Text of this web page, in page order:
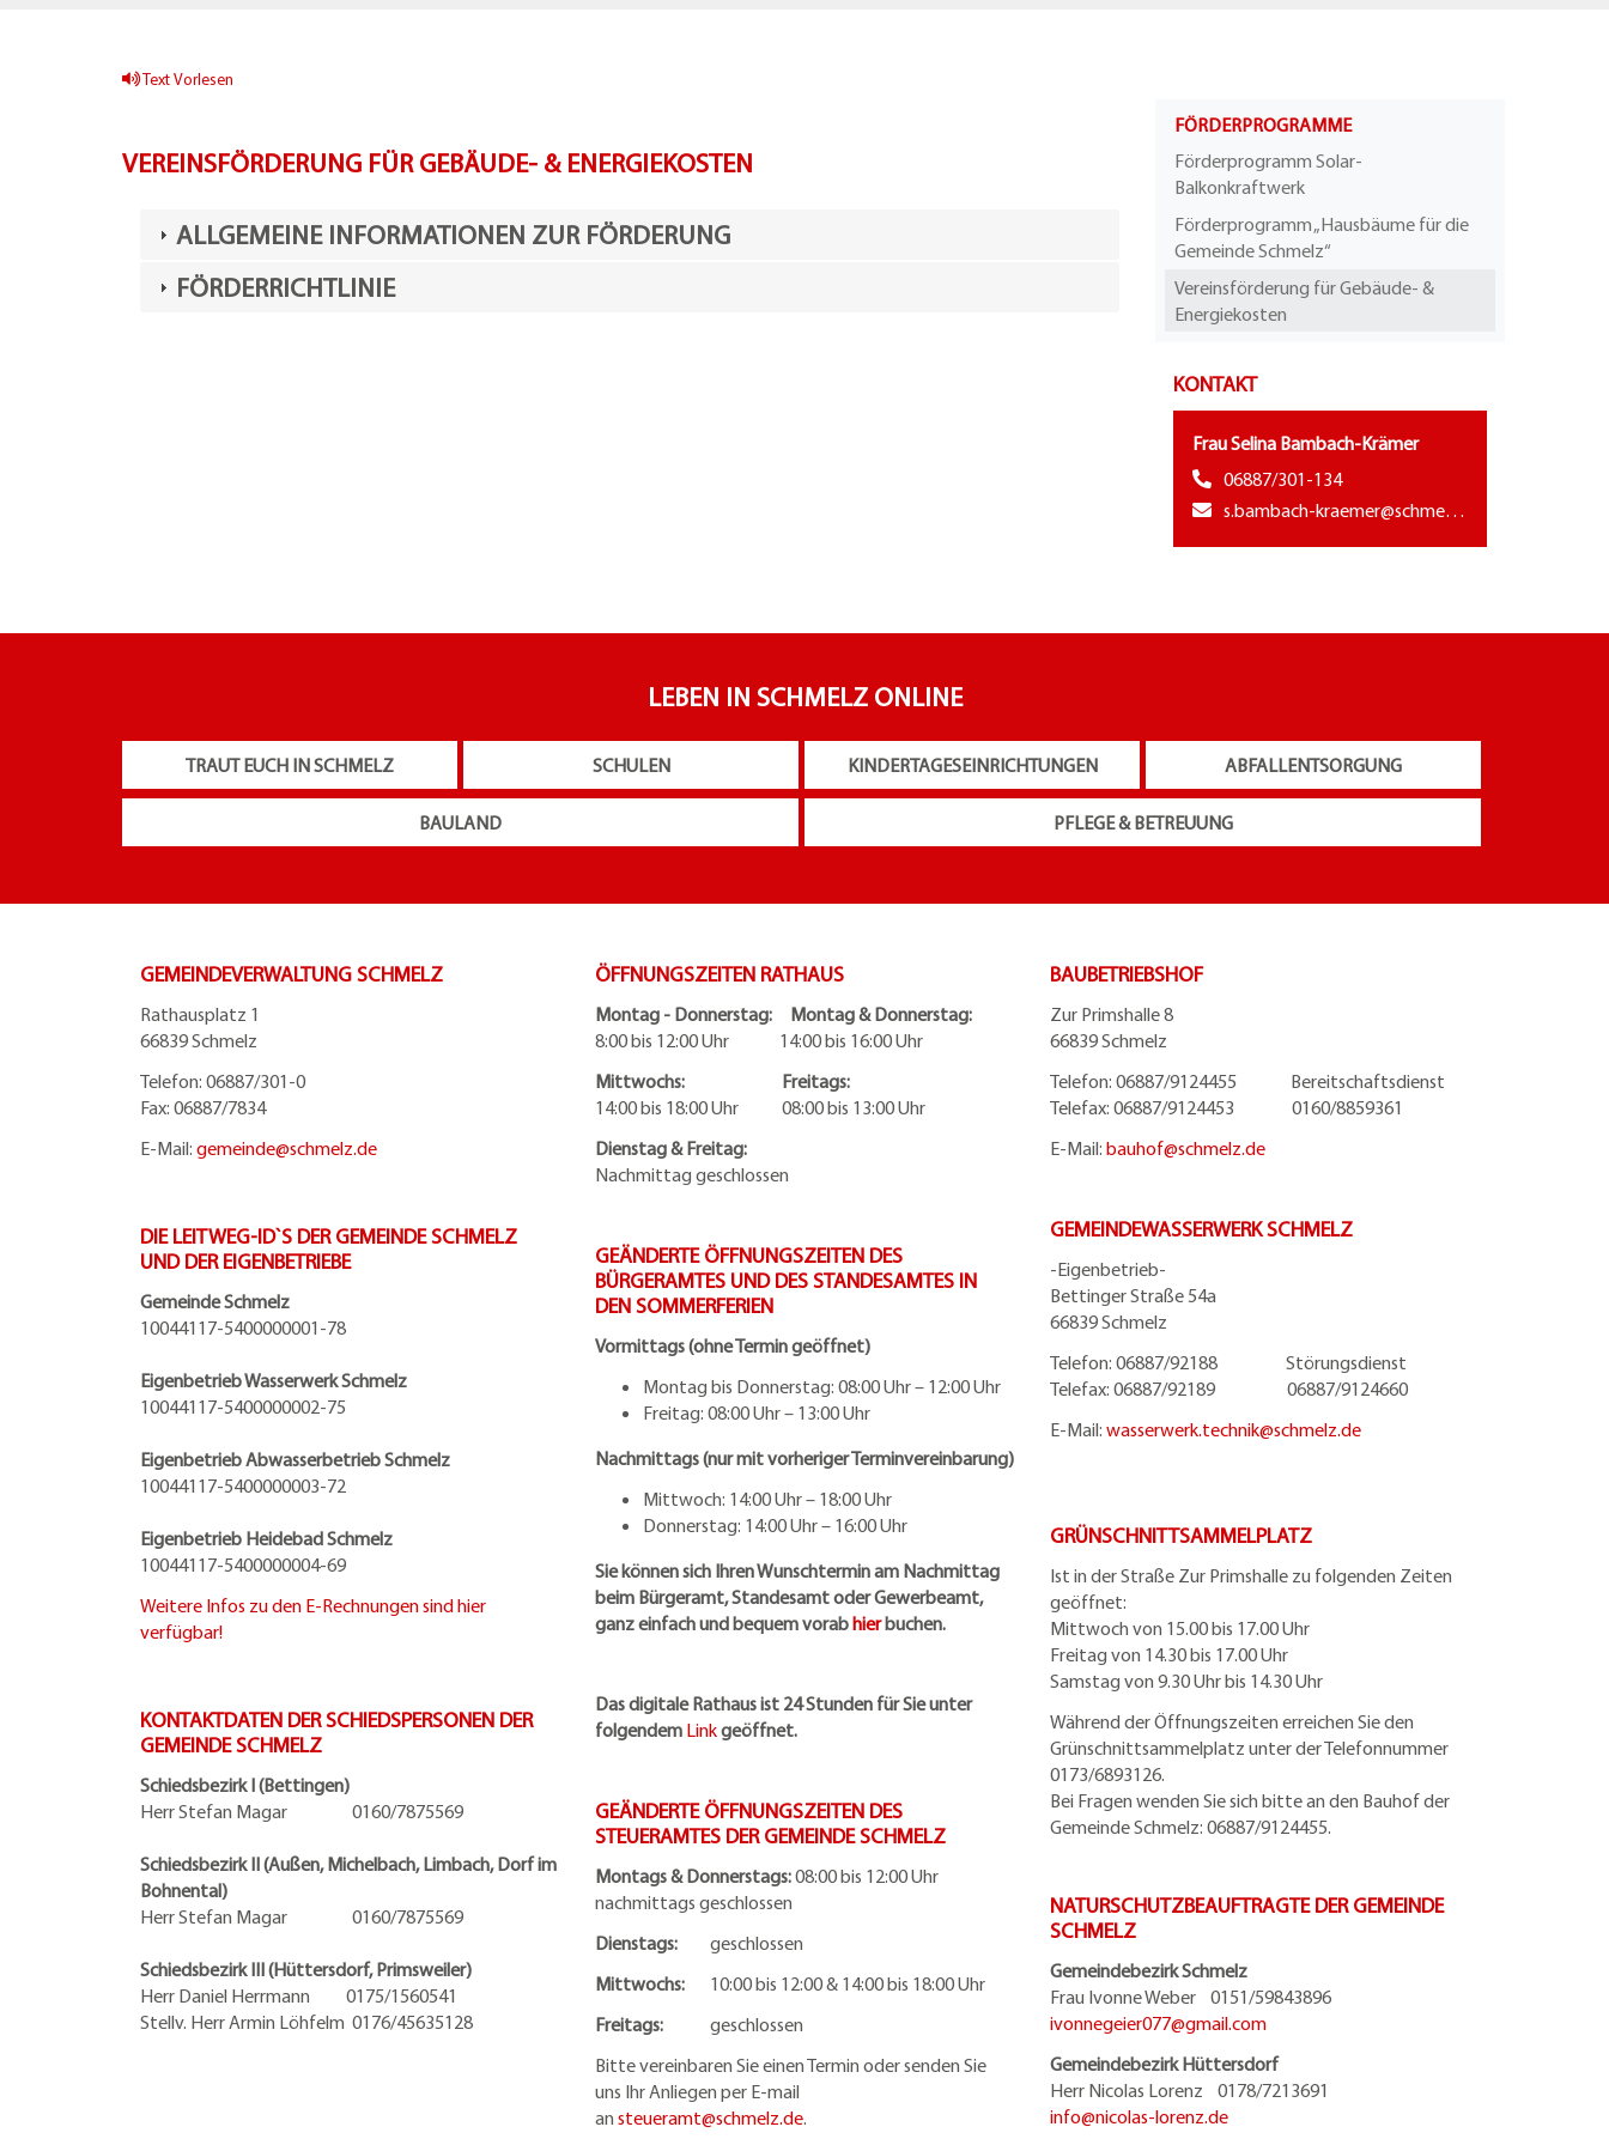
Text Vorlesen
VEREINSFÖRDERUNG FÜR GEBÄUDE- & ENERGIEKOSTEN
ALLGEMEINE INFORMATIONEN ZUR FÖRDERUNG
FÖRDERRICHTLINIE
FÖRDERPROGRAMME
Förderprogramm Solar-
Balkonkraftwerk
Förderprogramm „Hausbäume für die
Gemeinde Schmelz“
Vereinsförderung für Gebäude- &
Energiekosten
KONTAKT
Frau Selina Bambach-Krämer
06887/301-134
s.bambach-kraemer@schme…
LEBEN IN SCHMELZ ONLINE
TRAUT EUCH IN SCHMELZ SCHULEN KINDERTAGESEINRICHTUNGEN ABFALLENTSORGUNG
BAULAND PFLEGE & BETREUUNG
GEMEINDEVERWALTUNG SCHMELZ
Rathausplatz 1
66839 Schmelz
Telefon: 06887/301-0
Fax: 06887/7834
E-Mail: gemeinde@schmelz.de
DIE LEITWEG-ID`S DER GEMEINDE SCHMELZ
UND DER EIGENBETRIEBE
Gemeinde Schmelz
10044117-5400000001-78
Eigenbetrieb Wasserwerk Schmelz
10044117-5400000002-75
Eigenbetrieb Abwasserbetrieb Schmelz
10044117-5400000003-72
Eigenbetrieb Heidebad Schmelz
10044117-5400000004-69
Weitere Infos zu den E-Rechnungen sind hier
verfügbar!
KONTAKTDATEN DER SCHIEDSPERSONEN DER
GEMEINDE SCHMELZ
Schiedsbezirk I (Bettingen)
Herr Stefan Magar 0160/7875569
Schiedsbezirk II (Außen, Michelbach, Limbach, Dorf im
Bohnental)
Herr Stefan Magar 0160/7875569
Schiedsbezirk III (Hüttersdorf, Primsweiler)
Herr Daniel Herrmann 0175/1560541
Stellv. Herr Armin Löhfelm 0176/45635128
ÖFFNUNGSZEITEN RATHAUS
Montag - Donnerstag: Montag & Donnerstag:
8:00 bis 12:00 Uhr 14:00 bis 16:00 Uhr
Mittwochs: Freitags:
14:00 bis 18:00 Uhr 08:00 bis 13:00 Uhr
Dienstag & Freitag:
Nachmittag geschlossen
GEÄNDERTE ÖFFNUNGSZEITEN DES
BÜRGERAMTES UND DES STANDESAMTES IN
DEN SOMMERFERIEN
Vormittags (ohne Termin geöffnet)
Montag bis Donnerstag: 08:00 Uhr – 12:00 Uhr
Freitag: 08:00 Uhr – 13:00 Uhr
Nachmittags (nur mit vorheriger Terminvereinbarung)
Mittwoch: 14:00 Uhr – 18:00 Uhr
Donnerstag: 14:00 Uhr – 16:00 Uhr
Sie können sich Ihren Wunschtermin am Nachmittag
beim Bürgeramt, Standesamt oder Gewerbeamt,
ganz einfach und bequem vorabhierbuchen.
Das digitale Rathaus ist 24 Stunden für Sie unter
folgendem Linkgeöffnet.
GEÄNDERTE ÖFFNUNGSZEITEN DES
STEUERAMTES DER GEMEINDE SCHMELZ
Montags & Donnerstags:08:00 bis 12:00 Uhr
nachmittags geschlossen
Dienstags:
geschlossen
Mittwochs:
10:00 bis 12:00 & 14:00 bis 18:00 Uhr
Freitags:
geschlossen
Bitte vereinbaren Sie einen Termin oder senden Sie
uns Ihr Anliegen per E-mail
an steueramt@schmelz.de.
BAUBETRIEBSHOF
Zur Primshalle 8
66839 Schmelz
Telefon: 06887/9124455 Bereitschaftsdienst
Telefax: 06887/9124453 0160/8859361
E-Mail: bauhof@schmelz.de
GEMEINDEWASSERWERK SCHMELZ
-Eigenbetrieb-
Bettinger Straße 54a
66839 Schmelz
Telefon: 06887/92188 Störungsdienst
Telefax: 06887/92189 06887/9124660
E-Mail: wasserwerk.technik@schmelz.de
GRÜNSCHNITTSAMMELPLATZ
Ist in der Straße Zur Primshalle zu folgenden Zeiten
geöffnet:
Mittwoch von 15.00 bis 17.00 Uhr
Freitag von 14.30 bis 17.00 Uhr
Samstag von 9.30 Uhr bis 14.30 Uhr
Während der Öffnungszeiten erreichen Sie den
Grünschnittsammelplatz unter der Telefonnummer
0173/6893126.
Bei Fragen wenden Sie sich bitte an den Bauhof der
Gemeinde Schmelz: 06887/9124455.
NATURSCHUTZBEAUFTRAGTE DER GEMEINDE
SCHMELZ
Gemeindebezirk Schmelz
Frau Ivonne Weber 0151/59843896
ivonnegeier077@gmail.com
Gemeindebezirk Hüttersdorf
Herr Nicolas Lorenz 0178/7213691
info@nicolas-lorenz.de